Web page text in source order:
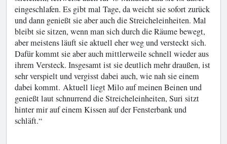
eingeschlafen. Es gibt mal Tage, da weicht sie sofort zurück
und dann genießt sie aber auch die Streicheleinheiten. Mal
bleibt sie sitzen, wenn man sich durch die Räume bewegt,
aber meistens läuft sie aktuell eher weg und versteckt sich.
Dafür kommt sie aber auch mittlerweile schnell wieder aus
ihrem Versteck. Insgesamt ist sie deutlich mehr draußen, ist
sehr verspielt und vergisst dabei auch, wie nah sie einem
dabei kommt. Aktuell liegt Milo auf meinen Beinen und
genießt laut schnurrend die Streicheleinheiten, Suri sitzt
hinter mir auf einem Kissen auf der Fensterbank und
schläft.“